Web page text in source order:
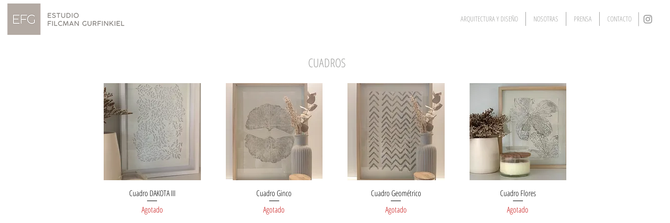
ARQUITECTURA Y DISEÑO NOSOTRAS PRENSA CONTACTO
CUADROS
Vista rápida
Cuadro DAKOTA III
Agotado
Vista rápida
Cuadro Ginco
Agotado
Vista rápida
Cuadro Geométrico
Agotado
Vista rápida
Cuadro Flores
Agotado